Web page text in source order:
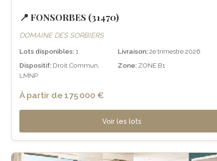
📍 FONSORBES (31470)
DOMAINE DES SORBIERS
Lots disponibles: 1 Livraison:2e trimestre 2026
Dispositif: Droit Commun,
LMNP
Zone: ZONE B1
À partir de 175 000 €
Voir les lots